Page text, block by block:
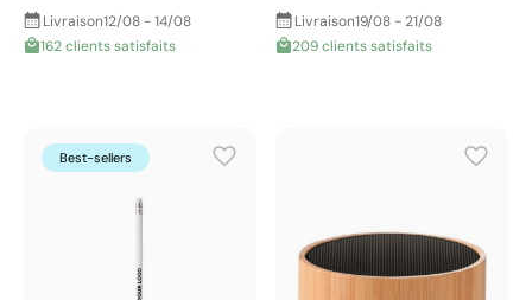
Livraison12/08 - 14/08
162 clients satisfaits
Livraison19/08 - 21/08
209 clients satisfaits
Best-sellers